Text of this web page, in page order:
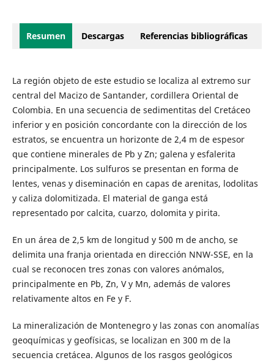
Resumen Descargas Referencias bibliográficas
La región objeto de este estudio se localiza al extremo sur
central del Macizo de Santander, cordillera Oriental de
Colombia. En una secuencia de sedimentitas del Cretáceo
inferior y en posición concordante con la dirección de los
estratos, se encuentra un horizonte de 2,4 m de espesor
que contiene minerales de Pb y Zn; galena y esfalerita
principalmente. Los sulfuros se presentan en forma de
lentes, venas y diseminación en capas de arenitas, lodolitas
y caliza dolomitizada. El material de ganga está
representado por calcita, cuarzo, dolomita y pirita.
En un área de 2,5 km de longitud y 500 m de ancho, se
delimita una franja orientada en dirección NNW-SSE, en la
cual se reconocen tres zonas con valores anómalos,
principalmente en Pb, Zn, V y Mn, además de valores
relativamente altos en Fe y F.
La mineralización de Montenegro y las zonas con anomalías
geoquímicas y geofísicas, se localizan en 300 m de la
secuencia cretácea. Algunos de los rasgos geológicos